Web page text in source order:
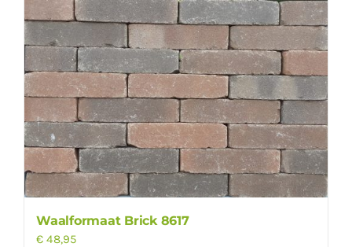
Waalformaat Brick 8617
€ 48,95